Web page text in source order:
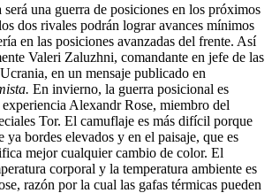
una guerra de posiciones en los próximos
dos rivales podrán lograr avances mínimos
en las posiciones avanzadas del frente. Así
Valeri Zaluzhni, comandante en jefe de las
en un mensaje publicado en
En invierno, la guerra posicional es
Alexandr Rose, miembro del
Tor. El camuflaje es más difícil porque
ya bordes elevados y en el paisaje, que es
mejor cualquier cambio de color. El
corporal y la temperatura ambiente es
razón por la cual las gafas térmicas pueden